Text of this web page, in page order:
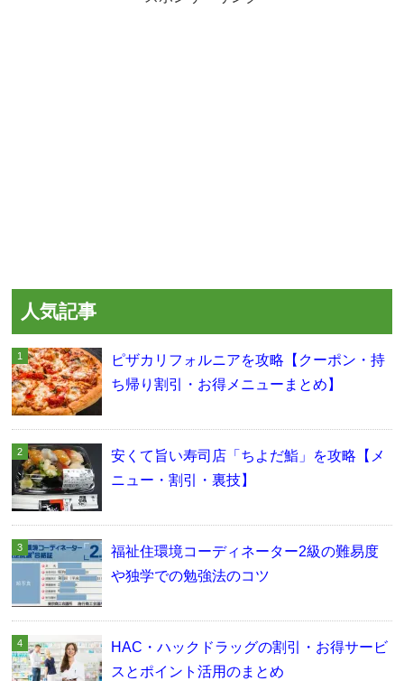
人気記事
ピザカリフォルニアを攻略【クーポン・持
ち帰り割引・お得メニューまとめ】
安くて旨い寿司店「ちよだ鮨」を攻略【メ
ニュー・割引・裏技】
福祉住環境コーディネーター2級の難易度
や独学での勉強法のコツ
HAC・ハックドラッグの割引・お得サービ
スとポイント活用のまとめ